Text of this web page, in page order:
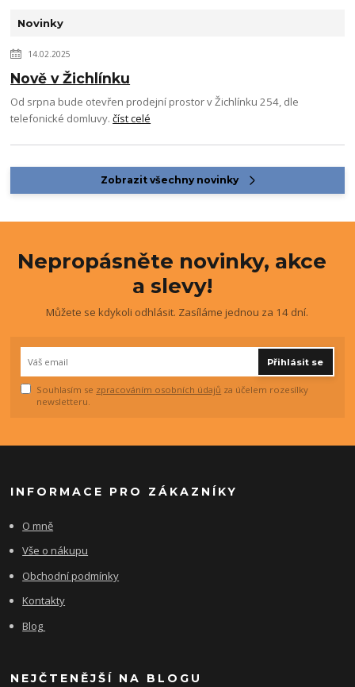
Novinky
14.02.2025
Nově v Žichlínku
Od srpna bude otevřen prodejní prostor v Žichlínku 254, dle
telefonické domluvy.číst celé
Zobrazit všechny novinky
Nepropásněte novinky, akce
a slevy!
Můžete se kdykoli odhlásit. Zasíláme jednou za 14 dní.
Přihlásit se
Souhlasím se zpracováním osobních údajů za účelem rozesílky
newsletteru.
INFORMACE PRO ZÁKAZNÍKY
O mně
Vše o nákupu
Obchodní podmínky
Kontakty
Blog
NEJČTENĚJŠÍ NA BLOGU